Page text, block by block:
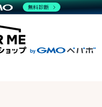
を見る
を見る
料金一覧を見る
ート
一覧を見る
無料診断